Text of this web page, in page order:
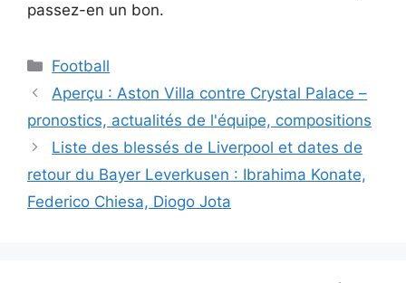
passez-en un bon.
Catégories
Football
Aperçu : Aston Villa contre Crystal Palace –
pronostics, actualités de l'équipe, compositions
Liste des blessés de Liverpool et dates de
retour du Bayer Leverkusen : Ibrahima Konate,
Federico Chiesa, Diogo Jota